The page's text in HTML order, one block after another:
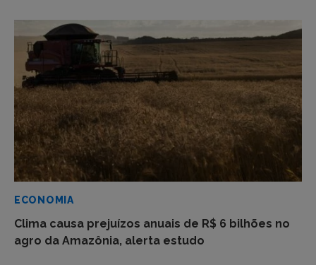
ECONOMIA
Clima causa prejuízos anuais de R$ 6 bilhões no
agro da Amazônia, alerta estudo